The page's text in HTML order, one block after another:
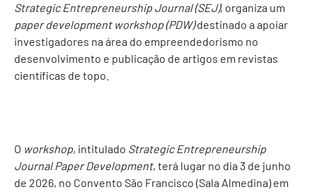
Strategic Entrepreneurship Journal (SEJ), organiza um
paper development workshop (PDW)destinado a apoiar
investigadores na área do empreendedorismo no
desenvolvimento e publicação de artigos em revistas
científicas de topo.
O workshop, intitulado Strategic Entrepreneurship
Journal Paper Development, terá lugar no dia 3 de junho
de 2026, no Convento São Francisco (Sala Almedina) em